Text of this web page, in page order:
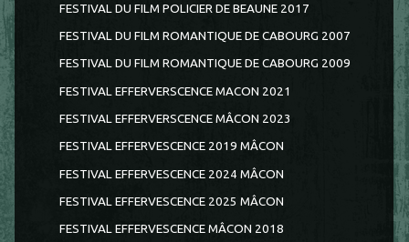
FESTIVAL DU FILM POLICIER DE BEAUNE 2017
FESTIVAL DU FILM ROMANTIQUE DE CABOURG 2007
FESTIVAL DU FILM ROMANTIQUE DE CABOURG 2009
FESTIVAL EFFERVERSCENCE MACON 2021
FESTIVAL EFFERVERSCENCE MÂCON 2023
FESTIVAL EFFERVESCENCE 2019 MÂCON
FESTIVAL EFFERVESCENCE 2024 MÂCON
FESTIVAL EFFERVESCENCE 2025 MÂCON
FESTIVAL EFFERVESCENCE MÂCON 2018